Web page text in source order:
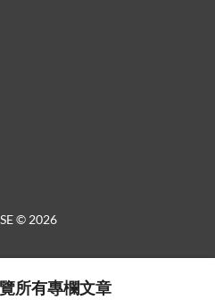
© 2026
所有專欄文章